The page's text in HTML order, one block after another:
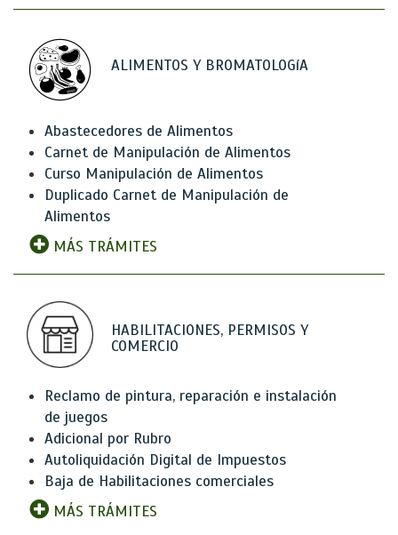
ALIMENTOS Y BROMATOLOGíA
Abastecedores de Alimentos
Carnet de Manipulación de Alimentos
Curso Manipulación de Alimentos
Duplicado Carnet de Manipulación de
Alimentos
MÁS TRÁMITES
HABILITACIONES, PERMISOS Y
COMERCIO
Reclamo de pintura, reparación e instalación
de juegos
Adicional por Rubro
Autoliquidación Digital de Impuestos
Baja de Habilitaciones comerciales
MÁS TRÁMITES